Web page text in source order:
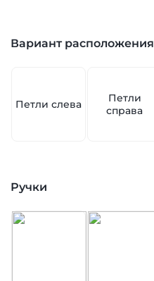
Вариант расположения
Петли слева
Петли
справа
Ручки